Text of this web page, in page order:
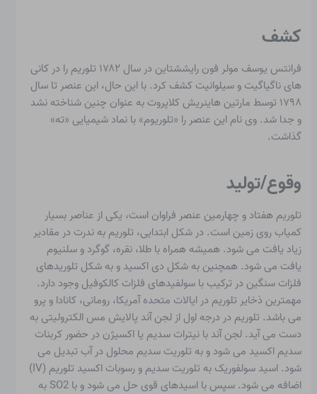
کشف
فرانتس یوسف مولر فون رایششتاین در سال ۱۷۸۲ تلوریم را در کانی
های ناگیاگیت و سیلوانیت کشف کرد. با این حال، این عنصر تا سال
۱۷۹۸ توسط مارتین هاینریش کلاپروت به عنوان چنین شناخته نشد
و جدا شد. وی نام این عنصر را «تلوریوم» با نماد شیمیایی «ته»
گذاشت.
وقوع/تولید
تلوریم هفتاد و چهارمین عنصر فراوان است، یکی از عناصر بسیار
کمیاب روی زمین است. در شکل ابتدایی، تلوریم به ندرت در مقادیر
زیاد یافت می شود. همیشه همراه با طلا، نقره، گوگرد و سلنیوم
یافت می شود. همچنین به شکل دی اکسید و به شکل تلوریدهای
فلزات سنگین در ترکیب با سولفیدهای فلزات کالکوفیل وجود دارد.
مهمترین ذخایر تلوریم در ایالات متحده آمریکا، رومانی، کانادا و پرو
می باشد. تلوریم در درجه اول از لجن آند پالایش مس الکترولیتی به
دست می آید. لجن آند با نیترات سدیم یا اکسیژن در حضور کربنات
سدیم اکسید می شود و به تلوریت سدیم محلول در آب تبدیل می
شود. اسید سولفوریک به تلوریت سدیم و رسوبات اکسید تلوریم (IV)
اضافه می شود. سپس با اسیدهای قوی حل می شود و با SO2 به